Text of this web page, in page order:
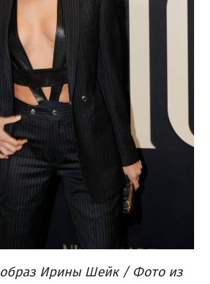
образ Ирины Шейк / Фото из